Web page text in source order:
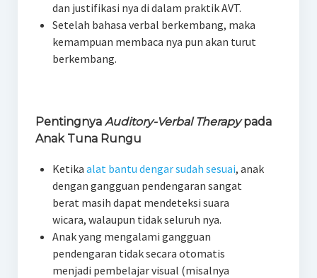
dan justifikasi nya di dalam praktik AVT.
Setelah bahasa verbal berkembang, maka
kemampuan membaca nya pun akan turut
berkembang.
Pentingnya Auditory-Verbal Therapypada
Anak Tuna Rungu
Ketika alat bantu dengar sudah sesuai, anak
dengan gangguan pendengaran sangat
berat masih dapat mendeteksi suara
wicara, walaupun tidak seluruh nya.
Anak yang mengalami gangguan
pendengaran tidak secara otomatis
menjadi pembelajar visual (misalnya